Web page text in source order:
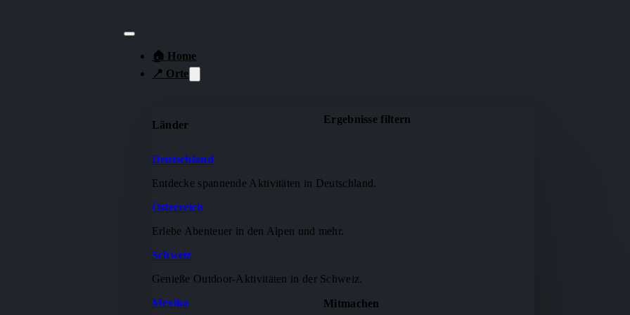
🏠 Home
📍 Orte
Länder
Deutschland
Entdecke spannende Aktivitäten in Deutschland.
Österreich
Erlebe Abenteuer in den Alpen und mehr.
Schweiz
Genieße Outdoor-Aktivitäten in der Schweiz.
Mexiko
Ergebnisse filtern
Kategorie
Filter zurücksetzen ↺
Mitmachen